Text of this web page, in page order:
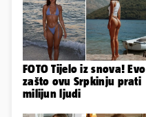
FOTO Tijelo iz snova! Evo
zašto ovu Srpkinju prati
milijun ljudi